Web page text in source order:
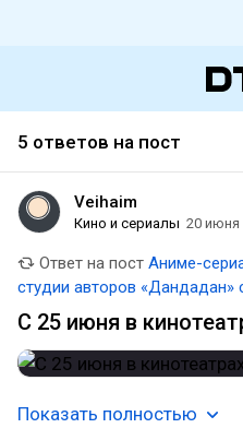
5 ответов на пост
Veihaim
Кино и сериалы 20 июня
Ответ на пост Аниме-
студии авторов «Дандадан»
арты
С 25 июня в
Показать полностью